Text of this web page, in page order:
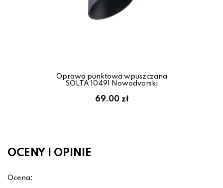
Oprawa punktowa wpuszczana
SOLTA 10491 Nowodvorski
69.00 zł
OCENY I OPINIE
Ocena: